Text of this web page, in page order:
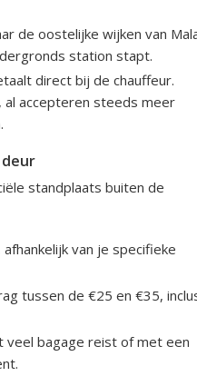
de oostelijke wijken van
station stapt.
direct bij de chauffeur.
al accepteren steeds meer
standplaats buiten de
van je specifieke
tussen de €25 en €35,
veel bagage reist of met een